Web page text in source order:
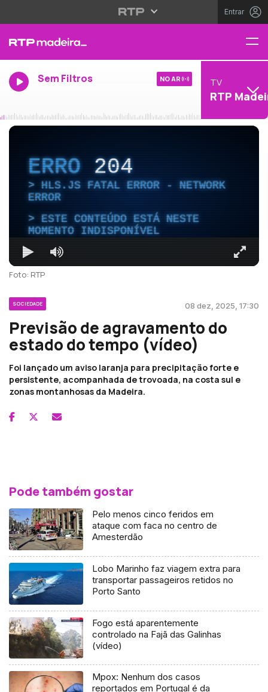
Entrar
Sem Filtros NO AR TV
RTP
ERRO204
HLS.JS FATAL ERROR - NETWORK
ERROR
ESTE CONTEÚDO ESTÁ NESTE
MOMENTO INDISPONÍVEL
Foto: RTP
SOCIEDADE 08 dez, 2025, 17:30
Previsão de agravamento do
estado do tempo (vídeo)
Foi lançado um aviso laranja para precipitação forte e
persistente, acompanhada de trovoada, na costa sul e
zonas montanhosas da Madeira.
Pode também gostar
Pelo menos cinco feridos em
ataque com faca no centro de
Amesterdão
Lobo Marinho faz viagem extra para
transportar passageiros retidos no
Porto Santo
Fogo está aparentemente
controlado na Fajã das Galinhas
(vídeo)
Mpox: Nenhum dos casos
reportados em Portugal é da